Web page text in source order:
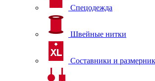
Спецодежда
Швейные нитки
Составники и